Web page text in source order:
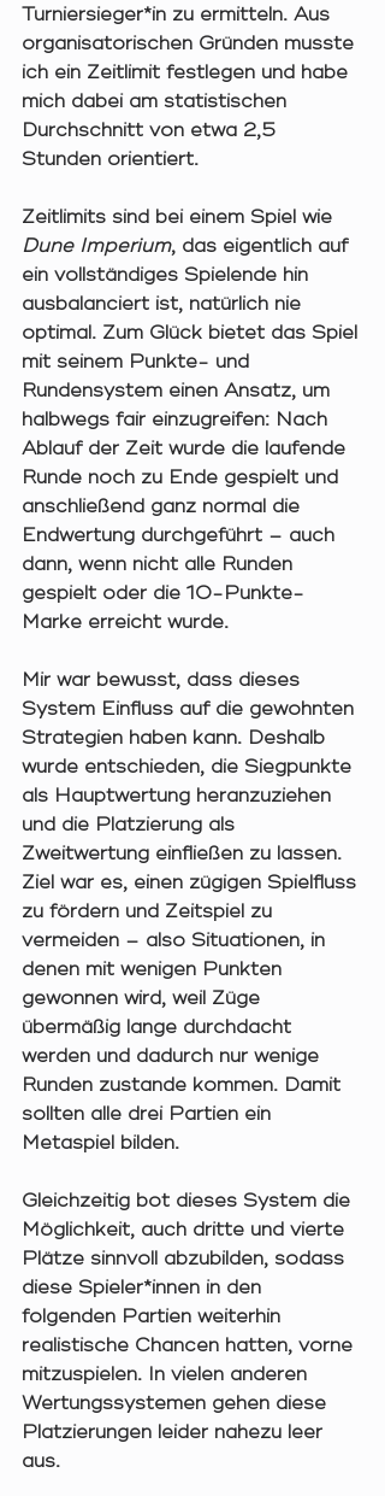
Turniersieger*in zu ermitteln. Aus
organisatorischen Gründen musste
ich ein Zeitlimit festlegen und habe
mich dabei am statistischen
Durchschnitt von etwa 2,5
Stunden orientiert.
Zeitlimits sind bei einem Spiel wie
Dune Imperium, das eigentlich auf
ein vollständiges Spielende hin
ausbalanciert ist, natürlich nie
optimal. Zum Glück bietet das Spiel
mit seinem Punkte- und
Rundensystem einen Ansatz, um
halbwegs fair einzugreifen: Nach
Ablauf der Zeit wurde die laufende
Runde noch zu Ende gespielt und
anschließend ganz normal die
Endwertung durchgeführt – auch
dann, wenn nicht alle Runden
gespielt oder die 10-Punkte-
Marke erreicht wurde.
Mir war bewusst, dass dieses
System Einfluss auf die gewohnten
Strategien haben kann. Deshalb
wurde entschieden, die Siegpunkte
als Hauptwertung heranzuziehen
und die Platzierung als
Zweitwertung einfließen zu lassen.
Ziel war es, einen zügigen Spielfluss
zu fördern und Zeitspiel zu
vermeiden – also Situationen, in
denen mit wenigen Punkten
gewonnen wird, weil Züge
übermäßig lange durchdacht
werden und dadurch nur wenige
Runden zustande kommen. Damit
sollten alle drei Partien ein
Metaspiel bilden.
Gleichzeitig bot dieses System die
Möglichkeit, auch dritte und vierte
Plätze sinnvoll abzubilden, sodass
diese Spieler*innen in den
folgenden Partien weiterhin
realistische Chancen hatten, vorne
mitzuspielen. In vielen anderen
Wertungssystemen gehen diese
Platzierungen leider nahezu leer
aus.